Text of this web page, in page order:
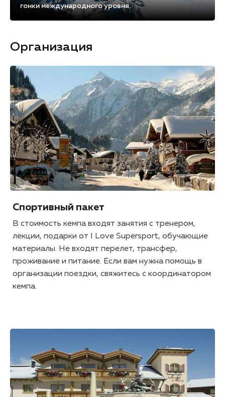
гонки международного уровня.
Организация
Спортивный пакет
В стоимость кемпа входят занятия с тренером,
лекции, подарки от I Love Supersport, обучающие
материалы. Не входят перелет, трансфер,
проживание и питание. Если вам нужна помощь в
организации поездки, свяжитесь с координатором
кемпа.